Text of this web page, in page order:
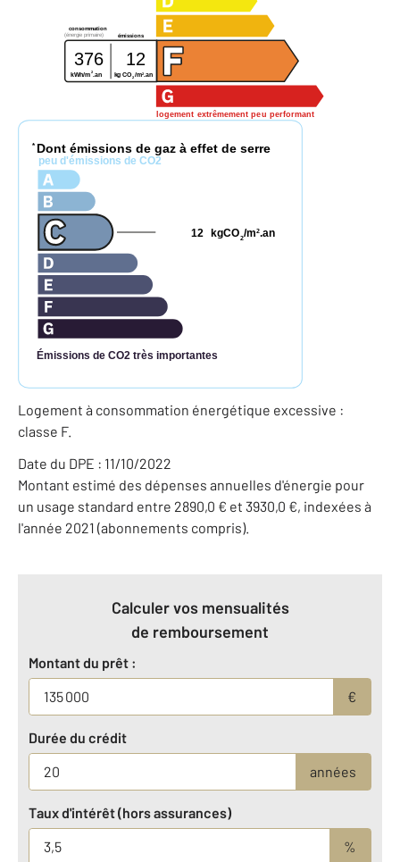
logement extrêmement peu performant
consommation
émissions
(énergie primaire)
376 12
kWh/m 2 .an kg CO2/m2 .an
* Dont émissions de gaz à effet de serre
peu d'émissions de CO2
Émissions de CO2 très importantes
kgCO2/m2.an
12
Logement à consommation énergétique excessive :
classe F.
Date du DPE : 11/10/2022
Montant estimé des dépenses annuelles d'énergie pour
un usage standard entre 2890,0 € et 3930,0 €, indexées à
l'année 2021 (abonnements compris).
Calculer vos mensualités
de remboursement
Montant du prêt :
€
Durée du crédit
années
Taux d'intérêt (hors assurances)
%